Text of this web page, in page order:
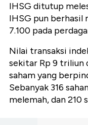
IHSG ditutup
IHSG pun berhasil
7.100 pada
Nilai transaksi
sekitar Rp 9 triliun
saham yang
Sebanyak 316
melemah, dan 210